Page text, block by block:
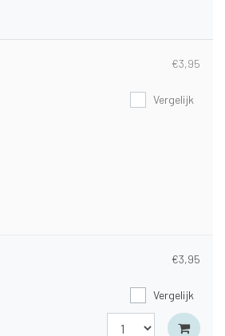
€3,95
Vergelijk
€3,95
Vergelijk